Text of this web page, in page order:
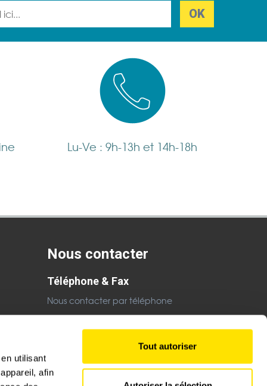
utilisant
afin
Tout autoriser
Lu-Ve : 9h-13h et 14h-18h
Nous contacter
Téléphone & Fax
Nous contacter par téléphone
Nous contacter par email